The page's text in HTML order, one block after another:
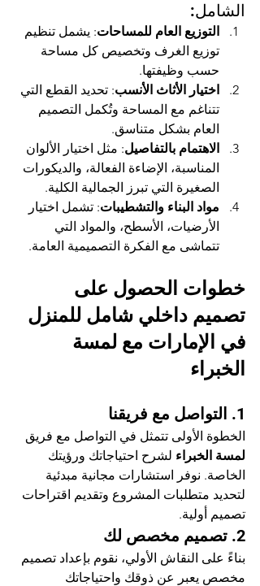
الشامل:
التوزيع العام للمساحات: يشمل تنظيم
توزيع الغرف وتخصيص كل مساحة
حسب وظيفتها.
اختيار الأثاث الأنسب: تحديد القطع التي
تتناغم مع المساحة وتُكمل التصميم
العام بشكل متناسق.
الاهتمام بالتفاصيل: مثل اختيار الألوان
المناسبة، الإضاءة الفعالة، والديكورات
الصغيرة التي تبرز الجمالية الكلية.
مواد البناء والتشطيبات: تشمل اختيار
الأرضيات، الأسطح، والمواد التي
تتماشى مع الفكرة التصميمية العامة.
خطوات الحصول على
تصميم داخلي شامل للمنزل
في الإمارات مع لمسة
الخبراء
1. التواصل مع فريقنا
الخطوة الأولى تتمثل في التواصل مع فريق
لمسة الخبراء لشرح احتياجاتك ورؤيتك
الخاصة. نوفر استشارات مجانية مبدئية
لتحديد متطلبات المشروع وتقديم اقتراحات
تصميم أولية.
2. تصميم مخصص لك
بناءً على النقاش الأولي، نقوم بإعداد تصميم
مخصص يعبر عن ذوقك واحتياجاتك